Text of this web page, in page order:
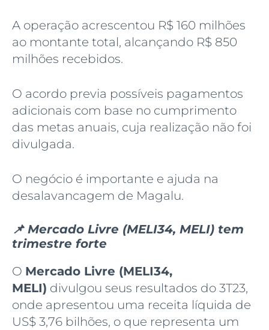
A operação acrescentou R$ 160 milhões
ao montante total, alcançando R$ 850
milhões recebidos.
O acordo previa possíveis pagamentos
adicionais com base no cumprimento
das metas anuais, cuja realização não foi
divulgada.
O negócio é importante e ajuda na
desalavancagem de Magalu.
📌 Mercado Livre (MELI34, MELI) tem
trimestre forte
O Mercado Livre (MELI34,
MELI) divulgou seus resultados do 3T23,
onde apresentou uma receita líquida de
US$ 3,76 bilhões, o que representa um